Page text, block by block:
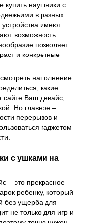
купить наушники с
в разных
устройства имеют
возможность
позволяет
и конкретные
наполнение
какие
сайте Ваш девайс,
Но главное –
перерывов и
гаджетом
с ушками на
– это прекрасное
ребенку, который
без ущерба для
не только для игр и